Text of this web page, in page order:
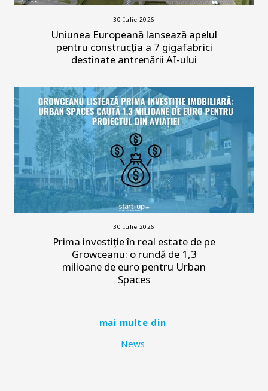
30 Iulie 2026
Uniunea Europeană lansează apelul
pentru construcția a 7 gigafabrici
destinate antrenării AI-ului
30 Iulie 2026
Prima investiție în real estate de pe
Growceanu: o rundă de 1,3
milioane de euro pentru Urban
Spaces
mai multe din
News